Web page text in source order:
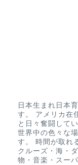
日本生まれ日本
す。 アメリカ在
と日々奮闘して
世界中の色々な
す。 時間が取れ
クルーズ・海・
物・音楽・スー